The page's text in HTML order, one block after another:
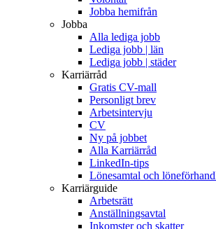
Jobba hemifrån
Jobba
Alla lediga jobb
Lediga jobb | län
Lediga jobb | städer
Karriärråd
Gratis CV-mall
Personligt brev
Arbetsintervju
CV
Ny på jobbet
Alla Karriärråd
LinkedIn-tips
Lönesamtal och
Karriärguide
Arbetsrätt
Anställningsavtal
Inkomster och skatter